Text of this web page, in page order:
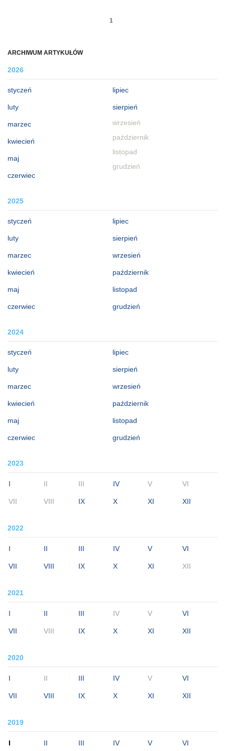
ARCHIWUM ARTYKUŁÓW
2026
styczeń
luty
marzec
kwiecień
maj
czerwiec
lipiec
sierpień
wrzesień
październik
listopad
grudzień
2025
styczeń
luty
marzec
kwiecień
maj
czerwiec
lipiec
sierpień
wrzesień
październik
listopad
grudzień
2024
styczeń
luty
marzec
kwiecień
maj
czerwiec
lipiec
sierpień
wrzesień
październik
listopad
grudzień
2023
I II III IV V VI
VII VIII IX X XI XII
2022
I II III IV V VI
VII VIII IX X XI XII
2021
I II III IV V VI
VII VIII IX X XI XII
2020
I II III IV V VI
VII VIII IX X XI XII
2019
I II III IV V VI
1